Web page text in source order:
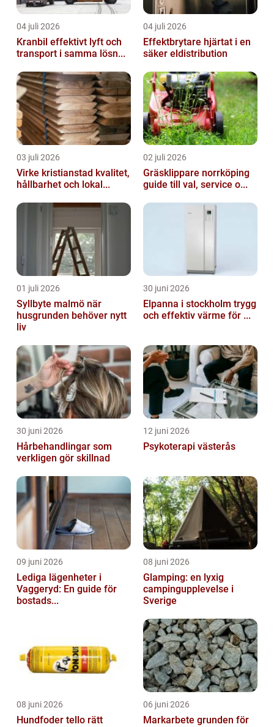
04 juli 2026
Kranbil effektivt lyft och
transport i samma lösn...
04 juli 2026
Effektbrytare hjärtat i en
säker eldistribution
03 juli 2026
Virke kristianstad kvalitet,
hållbarhet och lokal...
02 juli 2026
Gräsklippare norrköping
guide till val, service o...
01 juli 2026
Syllbyte malmö när
husgrunden behöver nytt
liv
30 juni 2026
Elpanna i stockholm trygg
och effektiv värme för ...
30 juni 2026
Hårbehandlingar som
verkligen gör skillnad
12 juni 2026
Psykoterapi västerås
09 juni 2026
Lediga lägenheter i
Vaggeryd: En guide för
bostads...
08 juni 2026
Glamping: en lyxig
campingupplevelse i
Sverige
08 juni 2026
Hundfoder tello rätt
06 juni 2026
Markarbete grunden för